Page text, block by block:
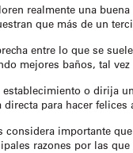
realmente una
que más de un
entre lo que se
mejores baños, tal
o dirija
para hacer felices
considera importante
razones por las